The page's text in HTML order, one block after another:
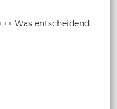
Was entscheidend